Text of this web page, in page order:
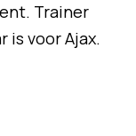
Trainer
is voor Ajax.